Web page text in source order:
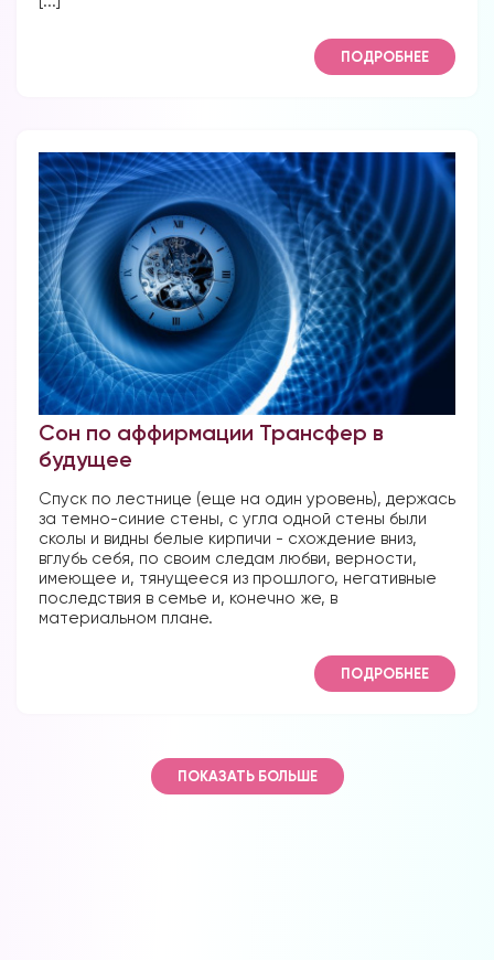
ПОДРОБНЕЕ
Сон по аффирмации Трансфер в
будущее
Спуск по лестнице (еще на один уровень), держась
за темно-синие стены, с угла одной стены были
сколы и видны белые кирпичи - схождение вниз,
вглубь себя, по своим следам любви, верности,
имеющее и, тянущееся из прошлого, негативные
последствия в семье и, конечно же, в
материальном плане.
ПОДРОБНЕЕ
ПОКАЗАТЬ БОЛЬШЕ